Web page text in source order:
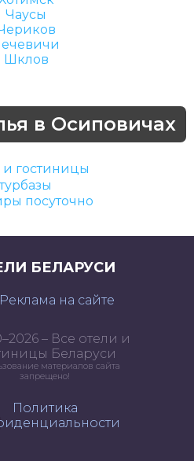
Чаусы
Шклов
в Осиповичах
и гостиницы
посуточно
БЕЛАРУСИ
Реклама на сайте
– Все отели и
Беларуси
материалов сайта
запрещено!
Политика